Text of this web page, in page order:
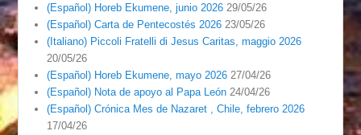
(Español) Horeb Ekumene, junio 2026 29/05/26
(Español) Carta de Pentecostés 2026 23/05/26
(Italiano) Piccoli Fratelli di Jesus Caritas, maggio 2026
20/05/26
(Español) Horeb Ekumene, mayo 2026 27/04/26
(Español) Nota de apoyo al Papa León 24/04/26
(Español) Crónica Mes de Nazaret , Chile, febrero 2026
17/04/26